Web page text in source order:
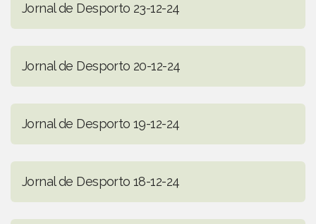
Jornal de Desporto 23-12-24
Jornal de Desporto 20-12-24
Jornal de Desporto 19-12-24
Jornal de Desporto 18-12-24